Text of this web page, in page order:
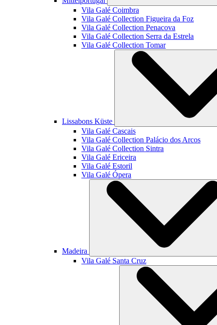
Vila Galé Coimbra
Vila Galé Collection Figueira da Foz
Vila Galé Collection Penacova
Vila Galé Collection Serra da Estrela
Vila Galé Collection Tomar
Lissabons Küste
Vila Galé Cascais
Vila Galé Collection Palácio dos Arcos
Vila Galé Collection Sintra
Vila Galé Ericeira
Vila Galé Estoril
Vila Galé Ópera
Madeira
Vila Galé Santa Cruz